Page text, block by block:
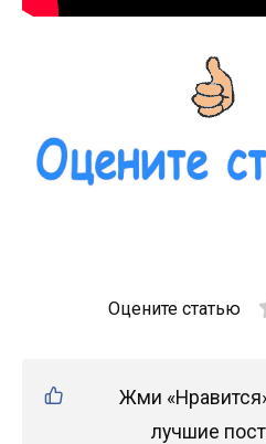
Оцените статью
Жми
лучшие